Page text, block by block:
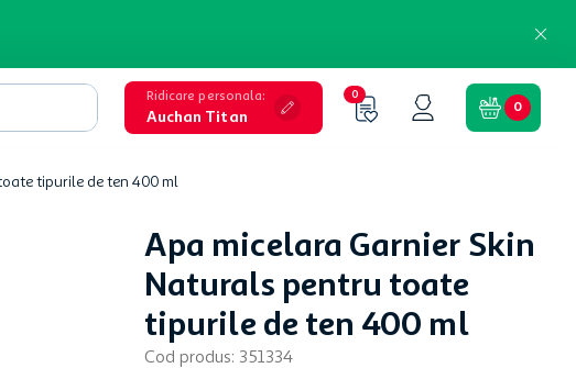
Ridicare personala:
Auchan Titan
0
0
tipurile de ten 400 ml
Apa micelara Garnier Skin
Naturals pentru toate
tipurile de ten 400 ml
Cod produs: 351334